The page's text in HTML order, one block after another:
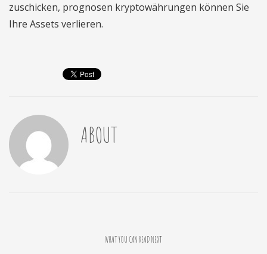
zuschicken, prognosen kryptowährungen können Sie
Ihre Assets verlieren.
ABOUT
WHAT YOU CAN READ NEXT